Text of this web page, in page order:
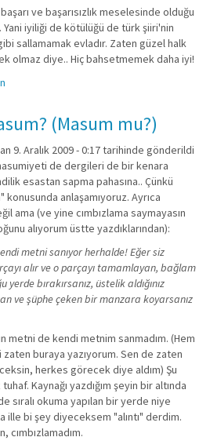
ve başarısızlık meselesinde olduğu
iyiliği de kötülüğü de türk şiiri'nin
sallamamak evladır. Zaten güzel halk
olmaz diye.. Hiç bahsetmemek daha iyi!
(Masum mu?)
9. Aralık 2009 - 0:17 tarihinde gönderildi
de dergileri de bir kenara
esastan sapma pahasına.. Çünkü
konusunda anlaşamıyoruz. Ayrıca
ama (ve yine cımbızlama saymayasın
alıyorum üstte yazdıklarından):
metni sanıyor herhalde! Eğer siz
alır ve o parçayı tamamlayan, bağlam
bırakırsanız, üstelik aldığınız
ve şüphe çeken bir manzara koyarsanız
metni de kendi metnim sanmadım. (Hem
buraya yazıyorum. Sen de zaten
herkes görecek diye aldım) Şu
Kaynağı yazdığım şeyin bir altında
sıralı okuma yapılan bir yerde niye
ille bi şey diyeceksem "alıntı" derdim.
cımbızlamadım.